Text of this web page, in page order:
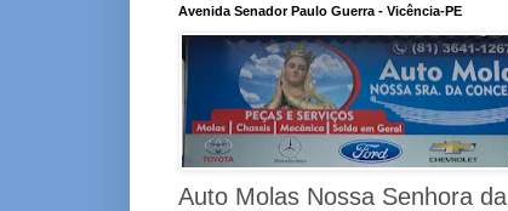
Avenida Senador Paulo Guerra - Vicência-PE
Auto Molas Nossa Senhora da